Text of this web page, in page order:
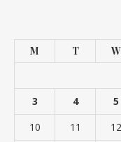
M T W
3
4 5
10
11 12